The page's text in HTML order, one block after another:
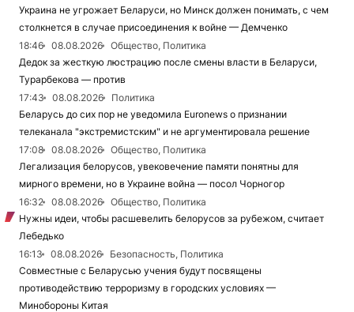
Украина не угрожает Беларуси, но Минск должен понимать, с чем
столкнется в случае присоединения к войне — Демченко
18:46
08.08.2026
Общество, Политика
Дедок за жесткую люстрацию после смены власти в Беларуси,
Турарбекова — против
17:43
08.08.2026
Политика
Беларусь до сих пор не уведомила Euronews о признании
телеканала "экстремистским" и не аргументировала решение
17:08
08.08.2026
Общество, Политика
Легализация белорусов, увековечение памяти понятны для
мирного времени, но в Украине война — посол Чорногор
16:32
08.08.2026
Общество, Политика
Нужны идеи, чтобы расшевелить белорусов за рубежом, считает
Лебедько
16:13
08.08.2026
Безопасность, Политика
Совместные с Беларусью учения будут посвящены
противодействию терроризму в городских условиях —
Минобороны Китая